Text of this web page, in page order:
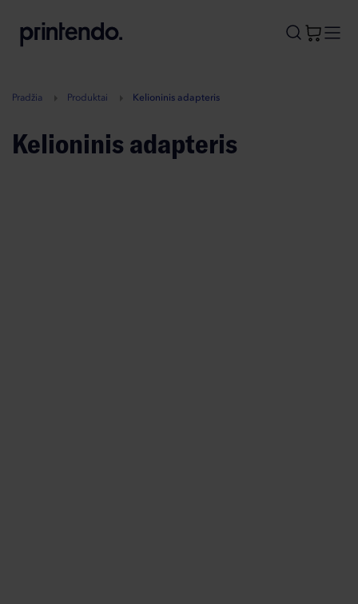
A
Pradžia Produktai Kelioninis adapteris
Kelioninis adapteris